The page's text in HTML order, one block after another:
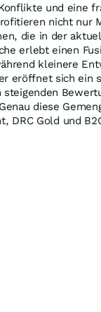
und eine
nicht nur
die in der
erlebt einen
kleinere
eröffnet sich
diese
DRC Gold und